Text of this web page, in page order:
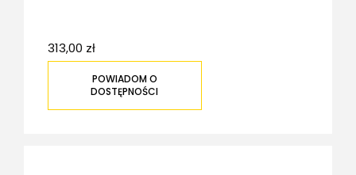
313,00 zł
POWIADOM O
DOSTĘPNOŚCI